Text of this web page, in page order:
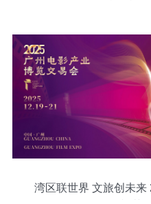
湾区联世界 文旅创未